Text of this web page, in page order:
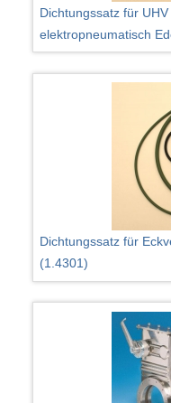
Dichtungssatz für
elektropneumatisch
Dichtungssatz für
(1.4301)